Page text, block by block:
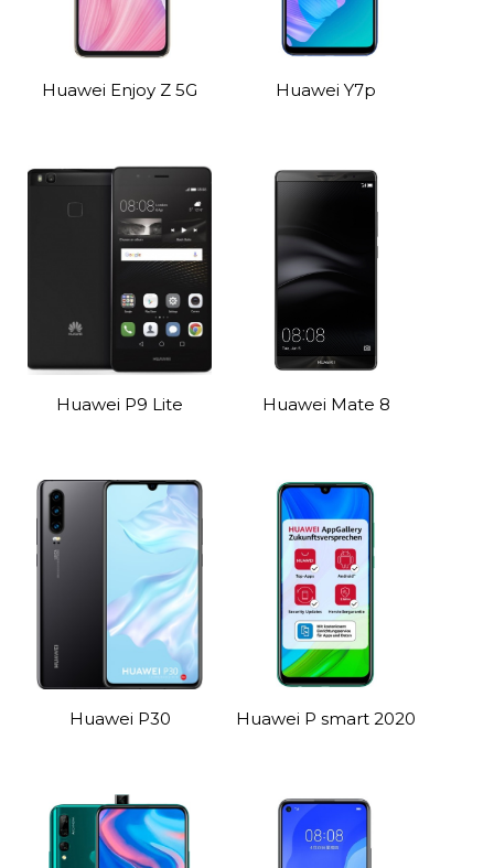
Huawei Enjoy Z 5G Huawei Y7p
Huawei P9 Lite Huawei Mate 8
Huawei P30 Huawei P smart 2020